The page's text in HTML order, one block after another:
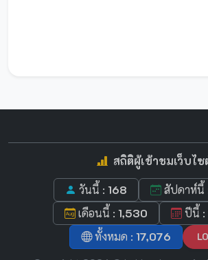
สถิติผู้เข้าชมเว็บไซ
วันนี้ : 168 สัปดาห์นี้
เดือนนี้ : 1,530 ปีนี้ :
ทั้งหมด :17,076